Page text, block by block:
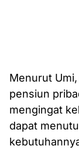
Menurut
pensiun
mengingat
dapat